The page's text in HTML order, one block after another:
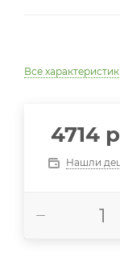
Все
4714
Нашли